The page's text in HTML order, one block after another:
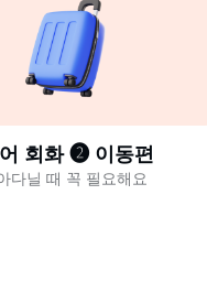
회화 ❷ 이동편
다닐 때 꼭 필요해요